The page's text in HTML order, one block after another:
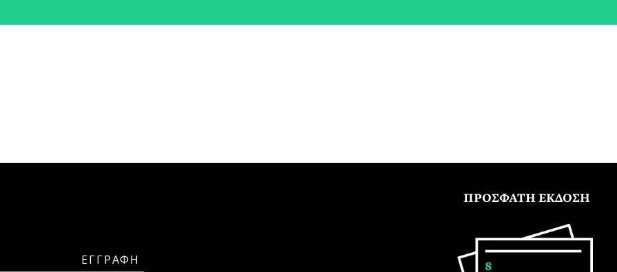
ΠΡΟΣΦΑΤΗ ΕΚΔΟΣΗ
8